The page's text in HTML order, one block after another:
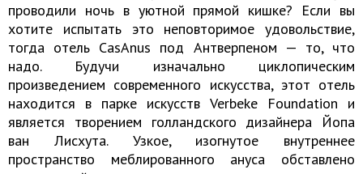
проводили ночь в уютной прямой кишке? Если вы
хотите испытать это неповторимое удовольствие,
тогда отель CasAnus под Антверпеном — то, что
надо. Будучи изначально циклопическим
произведением современного искусства, этот отель
находится в парке искусств Verbeke Foundation и
является творением голландского дизайнера Йопа
ван Лисхута. Узкое, изогнутое внутреннее
пространство меблированного ануса обставлено